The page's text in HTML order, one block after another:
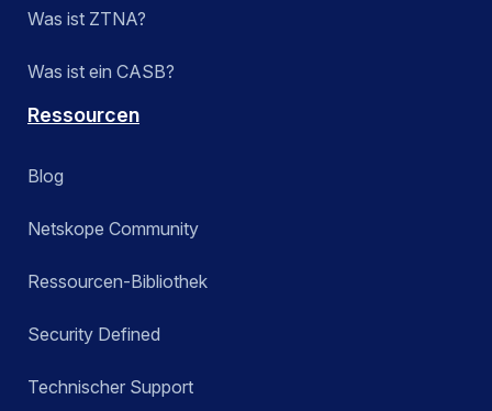
Was ist ZTNA?
Was ist ein CASB?
Ressourcen
Blog
Netskope Community
Ressourcen-Bibliothek
Security Defined
Technischer Support